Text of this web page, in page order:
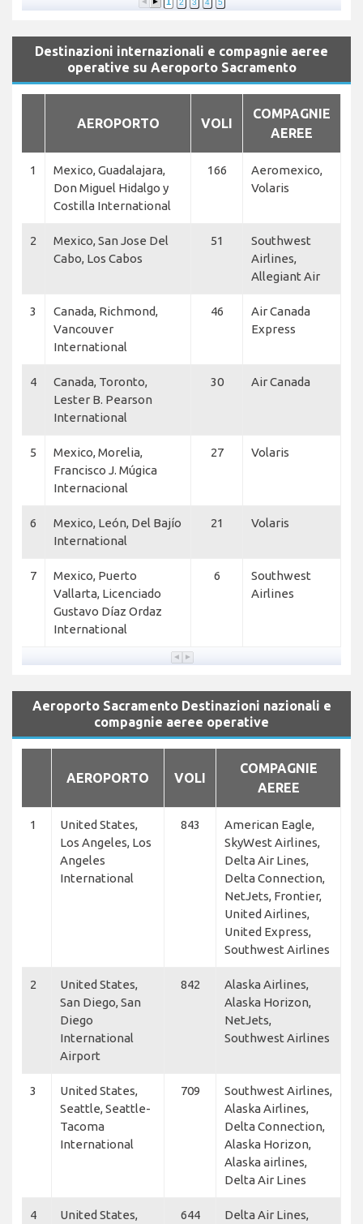
2 3 4 5
Destinazioni internazionali e compagnie aeree
operative su Aeroporto Sacramento
AEROPORTO VOLI
COMPAGNIE
AEREE
1
Mexico, Guadalajara,
Don Miguel Hidalgo y
Costilla International
166
Aeromexico,
Volaris
2
Mexico, San Jose Del
Cabo, Los Cabos
51
Southwest
Airlines,
Allegiant Air
3
Canada, Richmond,
Vancouver
International
46
Air Canada
Express
4
Canada, Toronto,
Lester B. Pearson
International
30 Air Canada
5
Mexico, Morelia,
Francisco J. Múgica
Internacional
27 Volaris
6
Mexico, León, Del Bajío
International
21 Volaris
7
Mexico, Puerto
Vallarta, Licenciado
Gustavo Díaz Ordaz
International
6
Southwest
Airlines
Aeroporto Sacramento Destinazioni nazionali e
compagnie aeree operative
AEROPORTO VOLI
COMPAGNIE
AEREE
1
United States,
Los Angeles, Los
Angeles
International
843
American Eagle,
SkyWest Airlines,
Delta Air Lines,
Delta Connection,
NetJets, Frontier,
United Airlines,
United Express,
Southwest Airlines
2
United States,
San Diego, San
Diego
International
Airport
842
Alaska Airlines,
Alaska Horizon,
NetJets,
Southwest Airlines
3
United States,
Seattle, Seattle-
Tacoma
International
709
Southwest Airlines,
Alaska Airlines,
Delta Connection,
Alaska Horizon,
Alaska airlines,
Delta Air Lines
4
United States,
644
Delta Air Lines,